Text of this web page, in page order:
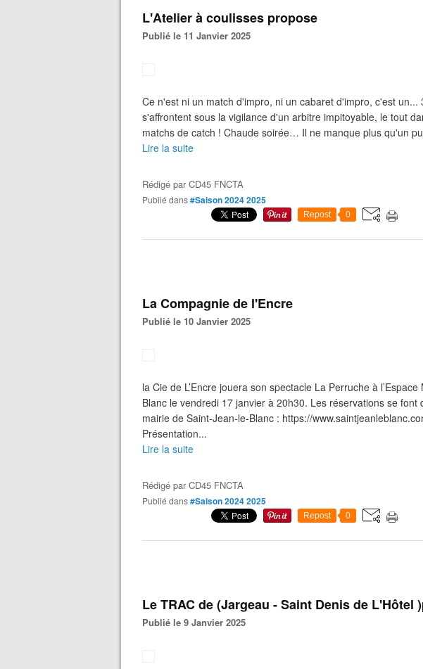
L'Atelier à coulisses propose
Publié le 11 Janvier 2025
Ce n'est ni un match d'impro, ni un cabaret d'impro, c'est un...
s'affrontent sous la vigilance d'un arbitre impitoyable, le tout
matchs de catch ! Chaude soirée… Il ne manque plus qu'un
Lire la suite
Rédigé parCD45 FNCTA
Publié dans#Saison 2024 2025
Repost 0
La Compagnie de l'Encre
Publié le 10 Janvier 2025
la Cie de L’Encre jouera son spectacle La Perruche à
Blanc le vendredi 17 janvier à 20h30. Les réservations se font
mairie de Saint-Jean-le-Blanc : https://
Présentation...
Lire la suite
Rédigé parCD45 FNCTA
Publié dans#Saison 2024 2025
Repost 0
Le TRAC de (Jargeau - Saint Denis de L'Hôtel
Publié le 9 Janvier 2025